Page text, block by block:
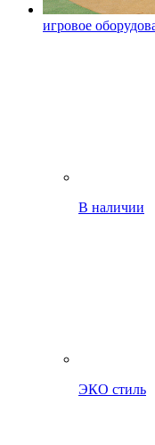
игровое
В наличии
ЭКО стиль